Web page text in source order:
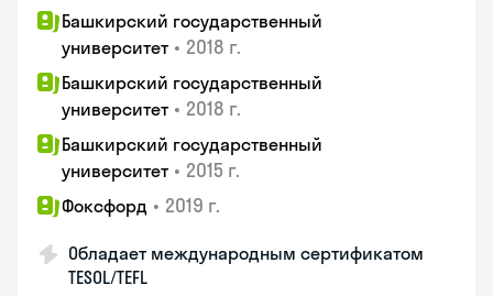
Башкирский государственный
университет • 2018 г.
Башкирский государственный
университет • 2018 г.
Башкирский государственный
университет • 2015 г.
Фоксфорд • 2019 г.
Обладает международным сертификатом
TESOL/TEFL